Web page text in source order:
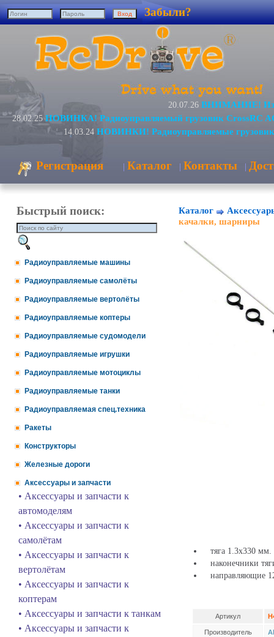
Забыли?
20.07.26 ВНИМАНИЕ!
28.02.25 НОВИНКА! Радиоуправляемый грузовик CrossRC
14.03.24 НОВИНКИ! Радиоуправляемые
Регистрация | Каталог | Контакты |
Быстрый поиск:
Радиоуправляемые машины
Радиоуправляемые самолёты
Радиоуправляемые вертолёты
Радиоуправляемые коптеры
Радиоуправляемые судомодели
Радиоуправляемые игрушки
Радиоуправляемые мотоциклы
Радиоуправляемые танки
Радиоуправляемая спец.техника
Ракеты
Конструкторы
Железные дороги
Аксессуары и запчасти
• Аксессуары и запчасти к
автомоделям
• Аксессуары и запчасти к
самолётам
• Аксессуары и запчасти к
вертолётам
• Аксессуары и запчасти к
коптерам
• Аксессуары и запчасти к танкам
• Аксессуары и запчасти к
Каталог
качалки, шарниры
тяга 1.3x330
наконечники
направляющие
Артикул
Производитель